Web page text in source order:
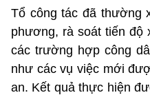
Tổ công tác đã thường
phương, rà soát tiến độ
các trường hợp công
như các vụ việc mới
an. Kết quả thực hiện